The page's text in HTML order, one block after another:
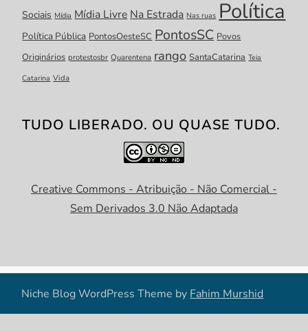
Sociais Mídia Mídia LivreNa Estrada Nas ruas Política
Política Pública PontosOesteSC PontosSC Povos
Originários protestosbr Quarentena rango SantaCatarina Teia
Catarina Vida
TUDO LIBERADO. OU QUASE TUDO.
Creative Commons - Atribuição - Não Comercial -
Sem Derivados 3.0 Não Adaptada
Niche Blog WordPress Theme byFahim Murshid